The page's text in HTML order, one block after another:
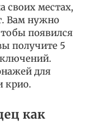
своих местах,
Вам нужно
появился
получите 5
для
крио.
как